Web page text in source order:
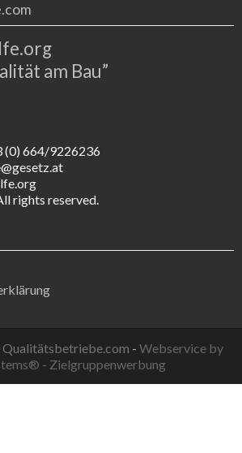
am Bau”
(0) 664/9226236
rights reserved.
Qualitätsbetriebe.com - Webservice by
- Zielgruppenwerbung